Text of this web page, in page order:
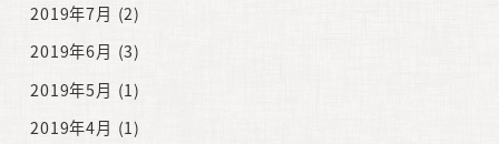
2019年7月 (2)
2019年6月 (3)
2019年5月 (1)
2019年4月 (1)